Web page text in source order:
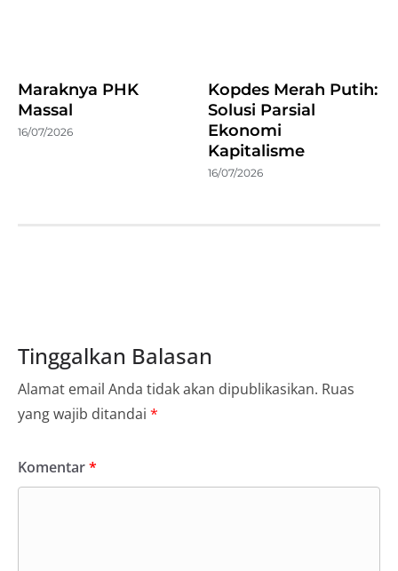
Maraknya PHK
Massal
16/07/2026
Kopdes Merah Putih:
Solusi Parsial
Ekonomi
Kapitalisme
16/07/2026
Tinggalkan Balasan
Alamat email Anda tidak akan dipublikasikan. Ruas
yang wajib ditandai *
Komentar*